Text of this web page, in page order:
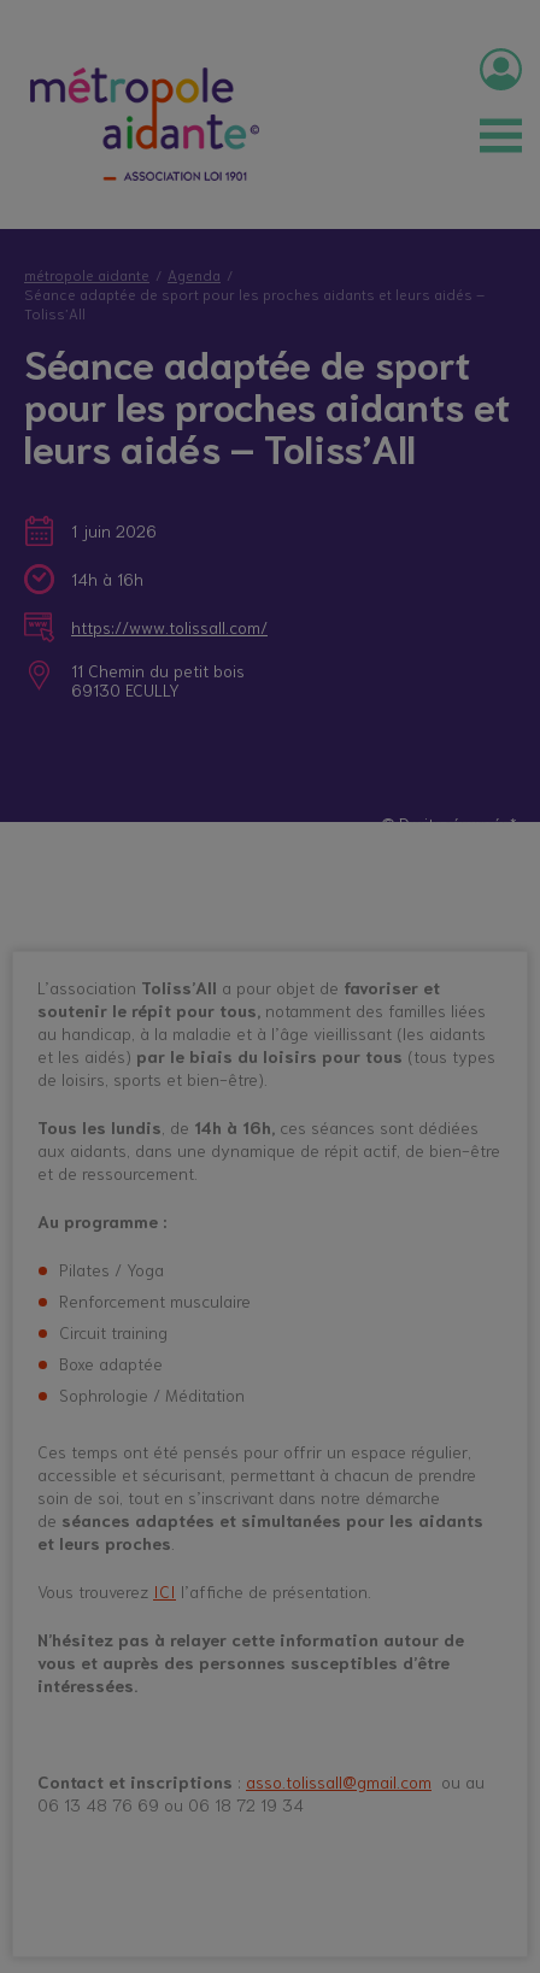
métropole aidante
Agenda
Séance adaptée de sport pour les proches aidants et leurs aidés –
Toliss’All
Séance adaptée de sport
pour les proches aidants et
leurs aidés – Toliss’All
1 juin 2026
14h à 16h
https://www.tolissall.com/
11 Chemin du petit bois
69130 ECULLY
© Droits réservés*
L’association Toliss’All a pour objet de favoriser et
soutenir le répit pour tous, notamment des familles liées
au handicap, à la maladie et à l’âge vieillissant (les aidants
et les aidés) par le biais du loisirs pour tous (tous types
de loisirs, sports et bien-être).
Tous les lundis , de 14h à 16h, ces séances sont dédiées
aux aidants, dans une dynamique de répit actif, de bien-être
et de ressourcement.
Au programme :
Pilates / Yoga
Renforcement musculaire
Circuit training
Boxe adaptée
Sophrologie / Méditation
Ces temps ont été pensés pour offrir un espace régulier,
accessible et sécurisant, permettant à chacun de prendre
soin de soi, tout en s’inscrivant dans notre démarche
de séances adaptées et simultanées pour les aidants
et leurs proches
Vous trouverez ICI l’affiche de présentation.
N’hésitez pas à relayer cette information autour de
vous et auprès des personnes susceptibles d’être
intéressées.
Contact et inscriptions : asso.tolissall@gmail.com ou au
06 13 48 76 69 ou 06 18 72 19 34